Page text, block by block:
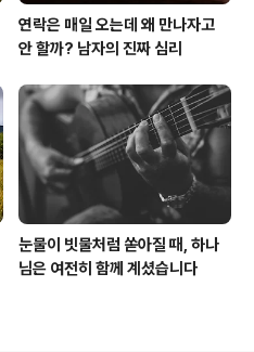
연락은 매일 오는데 왜 만나자고
안 할까? 남자의 진짜 심리
눈물이 빗물처럼 쏟아질 때, 하나
님은 여전히 함께 계셨습니다